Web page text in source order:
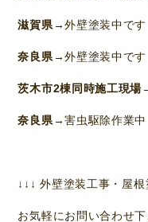
滋賀県→外壁塗装中です
奈良県→外壁塗装中です
茨木市2棟同時施工現場
奈良県→害虫駆除作業中
↓↓↓ 外壁塗装工事・屋
お気軽にお問い合わせ